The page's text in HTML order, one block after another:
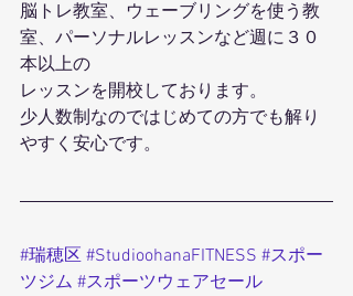
脳トレ教室、ウェーブリングを使う教
室、パーソナルレッスンなど週に３０
本以上の
レッスンを開校しております。
少人数制なのではじめての方でも解り
やすく安心です。
#瑞穂区 #StudioohanaFITNESS #スポー
ツジム #スポーツウェアセール